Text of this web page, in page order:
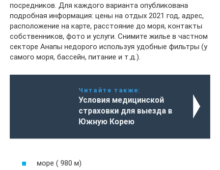
посредников. Для каждого варианта опубликована
подробная информация: цены на отдых 2021 год, адрес,
расположение на карте, расстояние до моря, контакты
собственников, фото и услуги. Снимите жилье в частном
секторе Анапы недорого используя удобные фильтры (у
самого моря, бассейн, питание и т.д.).
Читайте также:
Условия медицинской
страховки для выезда в
Южную Корею
море ( 980 м)